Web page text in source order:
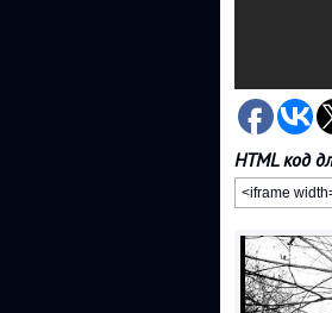
HTML код